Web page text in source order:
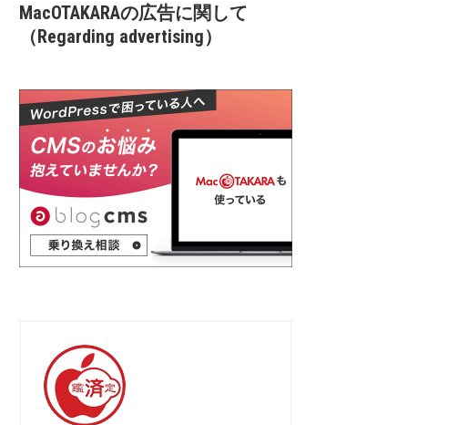
MacOTAKARAの広告に関して
（Regarding advertising）